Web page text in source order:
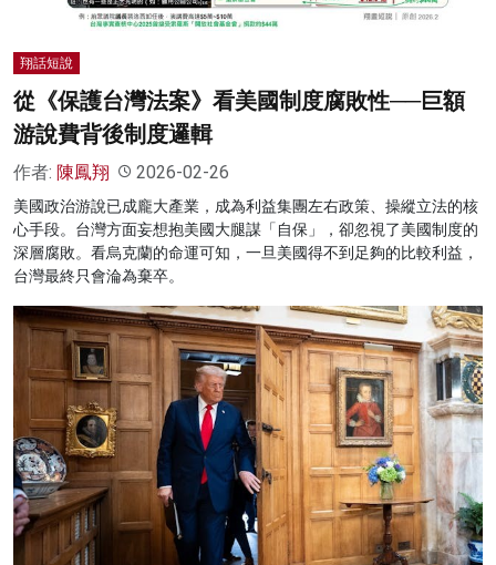
翔話短說
從《保護台灣法案》看美國制度腐敗性──巨額
游說費背後制度邏輯
作者: 陳鳳翔 2026-02-26
美國政治游說已成龐大產業，成為利益集團左右政策、操縱立法的核
心手段。台灣方面妄想抱美國大腿謀「自保」，卻忽視了美國制度的
深層腐敗。看烏克蘭的命運可知，一旦美國得不到足夠的比較利益，
台灣最終只會淪為棄卒。